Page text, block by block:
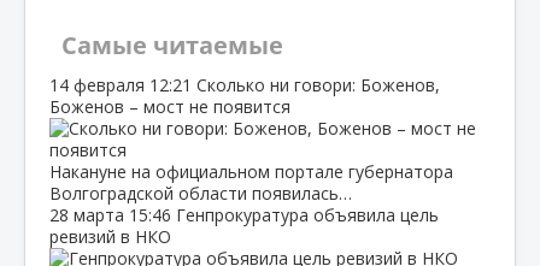
Самые читаемые
14 февраля 12:21 Сколько ни говори: Боженов,
Боженов – мост не появится
Накануне на официальном портале губернатора
Волгоградской области появилась…
28 марта 15:46 Генпрокуратура объявила цель
ревизий в НКО